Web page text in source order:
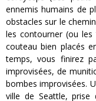
ennemis humains de
obstacles sur le
les contourner (ou
couteau bien placés
temps, vous finirez
improvisées, de
bombes improvisées.
ville de Seattle, prise